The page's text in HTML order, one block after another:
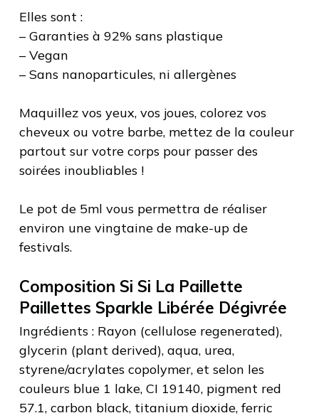
Elles sont :
– Garanties à 92% sans plastique
– Vegan
– Sans nanoparticules, ni allergènes
Maquillez vos yeux, vos joues, colorez vos
cheveux ou votre barbe, mettez de la couleur
partout sur votre corps pour passer des
soirées inoubliables !
Le pot de 5ml vous permettra de réaliser
environ une vingtaine de make-up de
festivals.
Composition Si Si La Paillette
Paillettes Sparkle Libérée Dégivrée
Ingrédients : Rayon (cellulose regenerated),
glycerin (plant derived), aqua, urea,
styrene/acrylates copolymer, et selon les
couleurs blue 1 lake, CI 19140, pigment red
57.1, carbon black, titanium dioxide, ferric